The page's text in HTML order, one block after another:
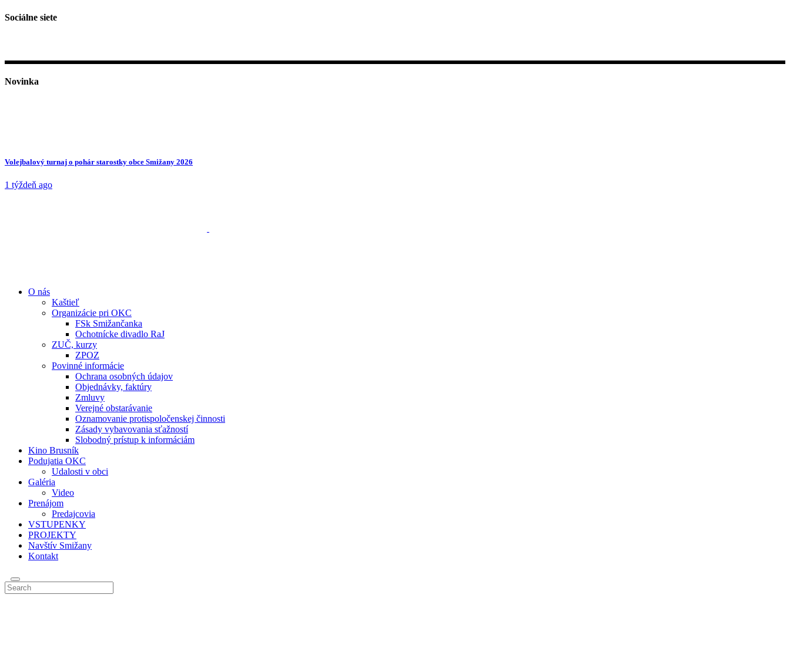
Sociálne siete
Novinka
Volejbalový turnaj o pohár starostky obce Smižany 2026
1 týždeň ago
O nás
Kaštieľ
Organizácie pri OKC
FSk Smižančanka
Ochotnícke divadlo RaJ
ZUČ, kurzy
ZPOZ
Povinné informácie
Ochrana osobných údajov
Objednávky, faktúry
Zmluvy
Verejné obstarávanie
Oznamovanie protispoločenskej činnosti
Zásady vybavovania sťažností
Slobodný prístup k informáciám
Kino Brusník
Podujatia OKC
Udalosti v obci
Galéria
Video
Prenájom
Predajcovia
VSTUPENKY
PROJEKTY
Navštív Smižany
Kontakt